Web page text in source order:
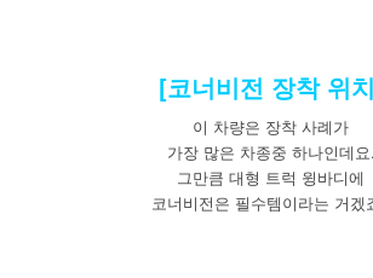
[코너비전 장착 위
이 차량은 장착 사례가
가장 많은 차종중 하나인데요.
그만큼 대형 트럭 윙바디에
코너비전은 필수템이라는 거겠